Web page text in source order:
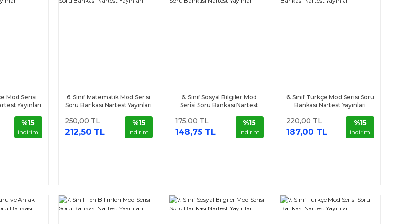
Mod Serisi
Yayınları
%15
indirim
6. Sınıf Matematik Mod Serisi
Soru Bankası Nartest Yayınları
250,00 TL
212,50 TL
%15
indirim
6. Sınıf Sosyal Bilgiler Mod
Serisi Soru Bankası Nartest
175,00 TL
148,75 TL
%15
indirim
6. Sınıf Türkçe Mod Serisi Soru
Bankası Nartest Yayınları
220,00 TL
187,00 TL
%15
indirim